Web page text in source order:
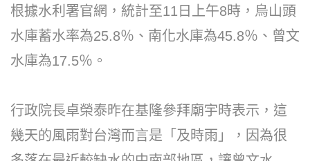
根據水利署官網，統計至11日上午8時，烏山頭
水庫蓄水率為25.8％、南化水庫為45.8％、曾文
水庫為17.5％。
行政院長卓榮泰昨在基隆參拜廟宇時表示，這
幾天的風雨對台灣而言是「及時雨」，因為很